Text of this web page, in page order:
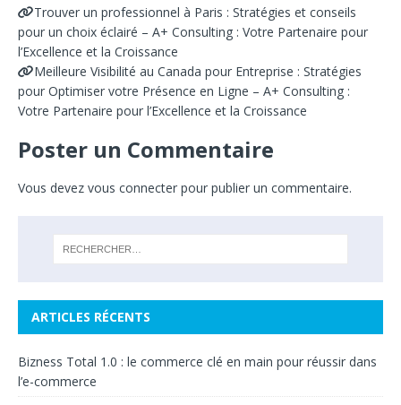
Trouver un professionnel à Paris : Stratégies et conseils
pour un choix éclairé – A+ Consulting : Votre Partenaire pour
l’Excellence et la Croissance
Meilleure Visibilité au Canada pour Entreprise : Stratégies
pour Optimiser votre Présence en Ligne – A+ Consulting :
Votre Partenaire pour l’Excellence et la Croissance
Poster un Commentaire
Vous devez vous connecter pour publier un commentaire.
ARTICLES RÉCENTS
Bizness Total 1.0 : le commerce clé en main pour réussir dans
l’e-commerce